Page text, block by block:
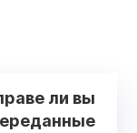
ли вы